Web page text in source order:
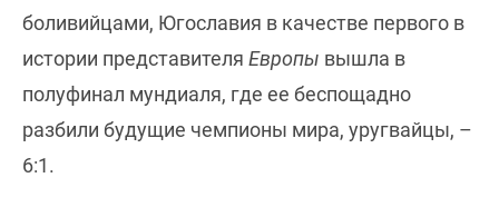
боливийцами, Югославия в качестве первого в
истории представителя Европы вышла в
полуфинал мундиаля, где ее беспощадно
разбили будущие чемпионы мира, уругвайцы, –
6:1.